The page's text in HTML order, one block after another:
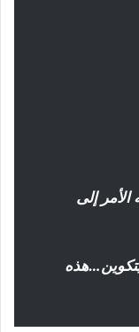
الأمر إلى
حوالي 550 ألف لـ 1 بيتكوين…هذه